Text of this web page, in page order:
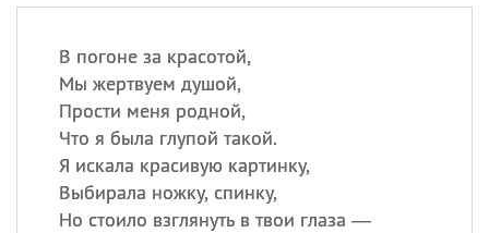
В погоне за красотой,
Мы жертвуем душой,
Прости меня родной,
Что я была глупой такой.
Я искала красивую картинку,
Выбирала ножку, спинку,
Но стоило взглянуть в твои глаза —
Романа и Давида
07.08
07.08
Бояка